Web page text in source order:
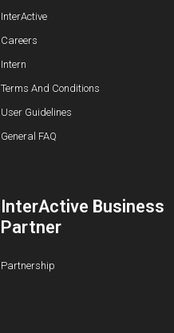
InterActive
Careers
Intern
Terms And Conditions
User Guidelines
General FAQ
InterActive Business
Partner
Partnership